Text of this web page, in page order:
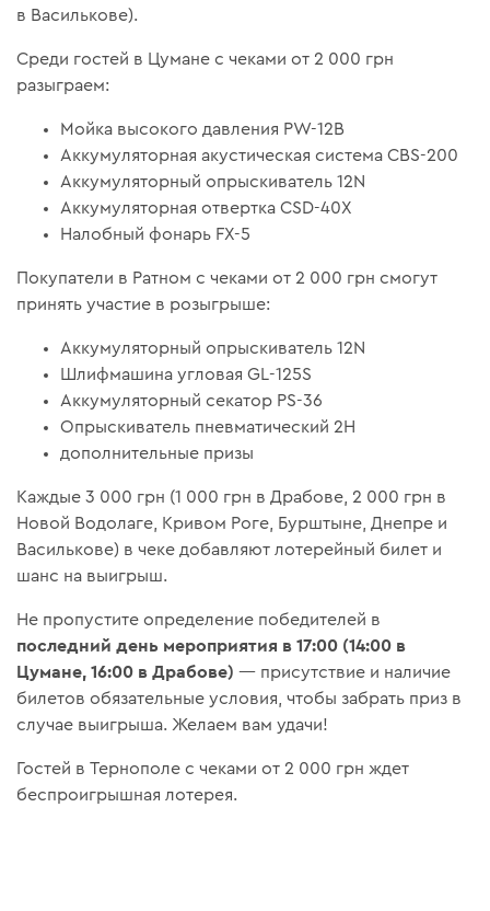
в Василькове).
Среди гостей в Цумане с чеками от 2 000 грн
разыграем:
Мойка высокого давления PW-12B
Аккумуляторная акустическая система CBS-200
Аккумуляторный опрыскиватель 12N
Аккумуляторная отвертка CSD-40X
Налобный фонарь FX-5
Покупатели в Ратном с чеками от 2 000 грн смогут
принять участие в розыгрыше:
Аккумуляторный опрыскиватель 12N
Шлифмашина угловая GL-125S
Аккумуляторный секатор PS-36
Опрыскиватель пневматический 2H
дополнительные призы
Каждые 3 000 грн (1 000 грн в Драбове, 2 000 грн в
Новой Водолаге, Кривом Роге, Бурштыне, Днепре и
Василькове) в чеке добавляют лотерейный билет и
шанс на выигрыш.
Не пропустите определение победителей в
последний день мероприятия в 17:00 (14:00 в
Цумане, 16:00 в Драбове)— присутствие и наличие
билетов обязательные условия, чтобы забрать приз в
случае выигрыша. Желаем вам удачи!
Гостей в Тернополе с чеками от 2 000 грн ждет
беспроигрышная лотерея.